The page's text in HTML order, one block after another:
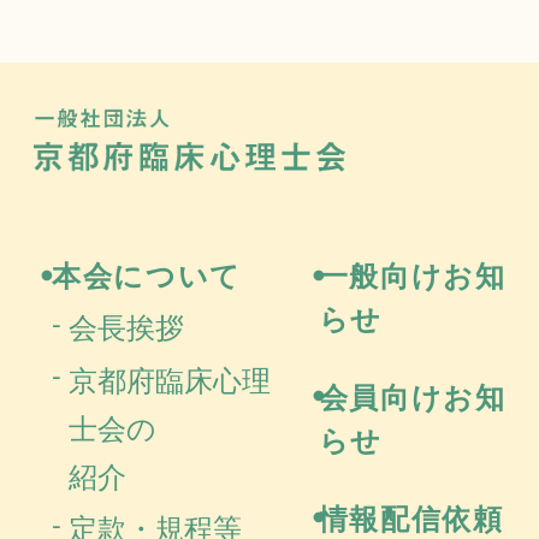
本会について
会長挨拶
京都府臨床心理
士会の
紹介
定款・規程等
一般向けお知
らせ
会員向けお知
らせ
情報配信依頼